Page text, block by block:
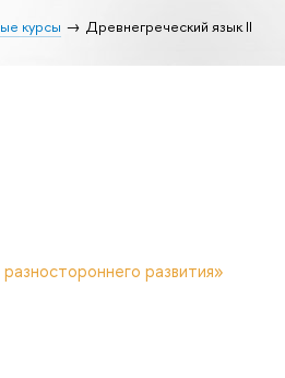
курсы Древнегреческий язык II
развития»